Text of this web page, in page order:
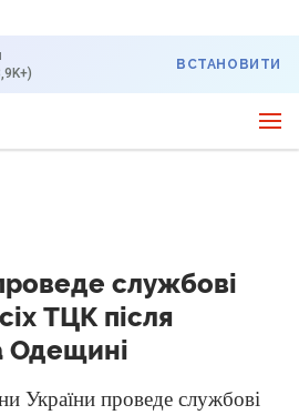
ВСТАНОВИТИ
службові
ТЦК після
Одещині
України проведе службові